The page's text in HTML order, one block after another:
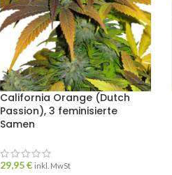
California Orange (Dutch
Passion), 3 feminisierte
Samen
29,95€ inkl. MwSt